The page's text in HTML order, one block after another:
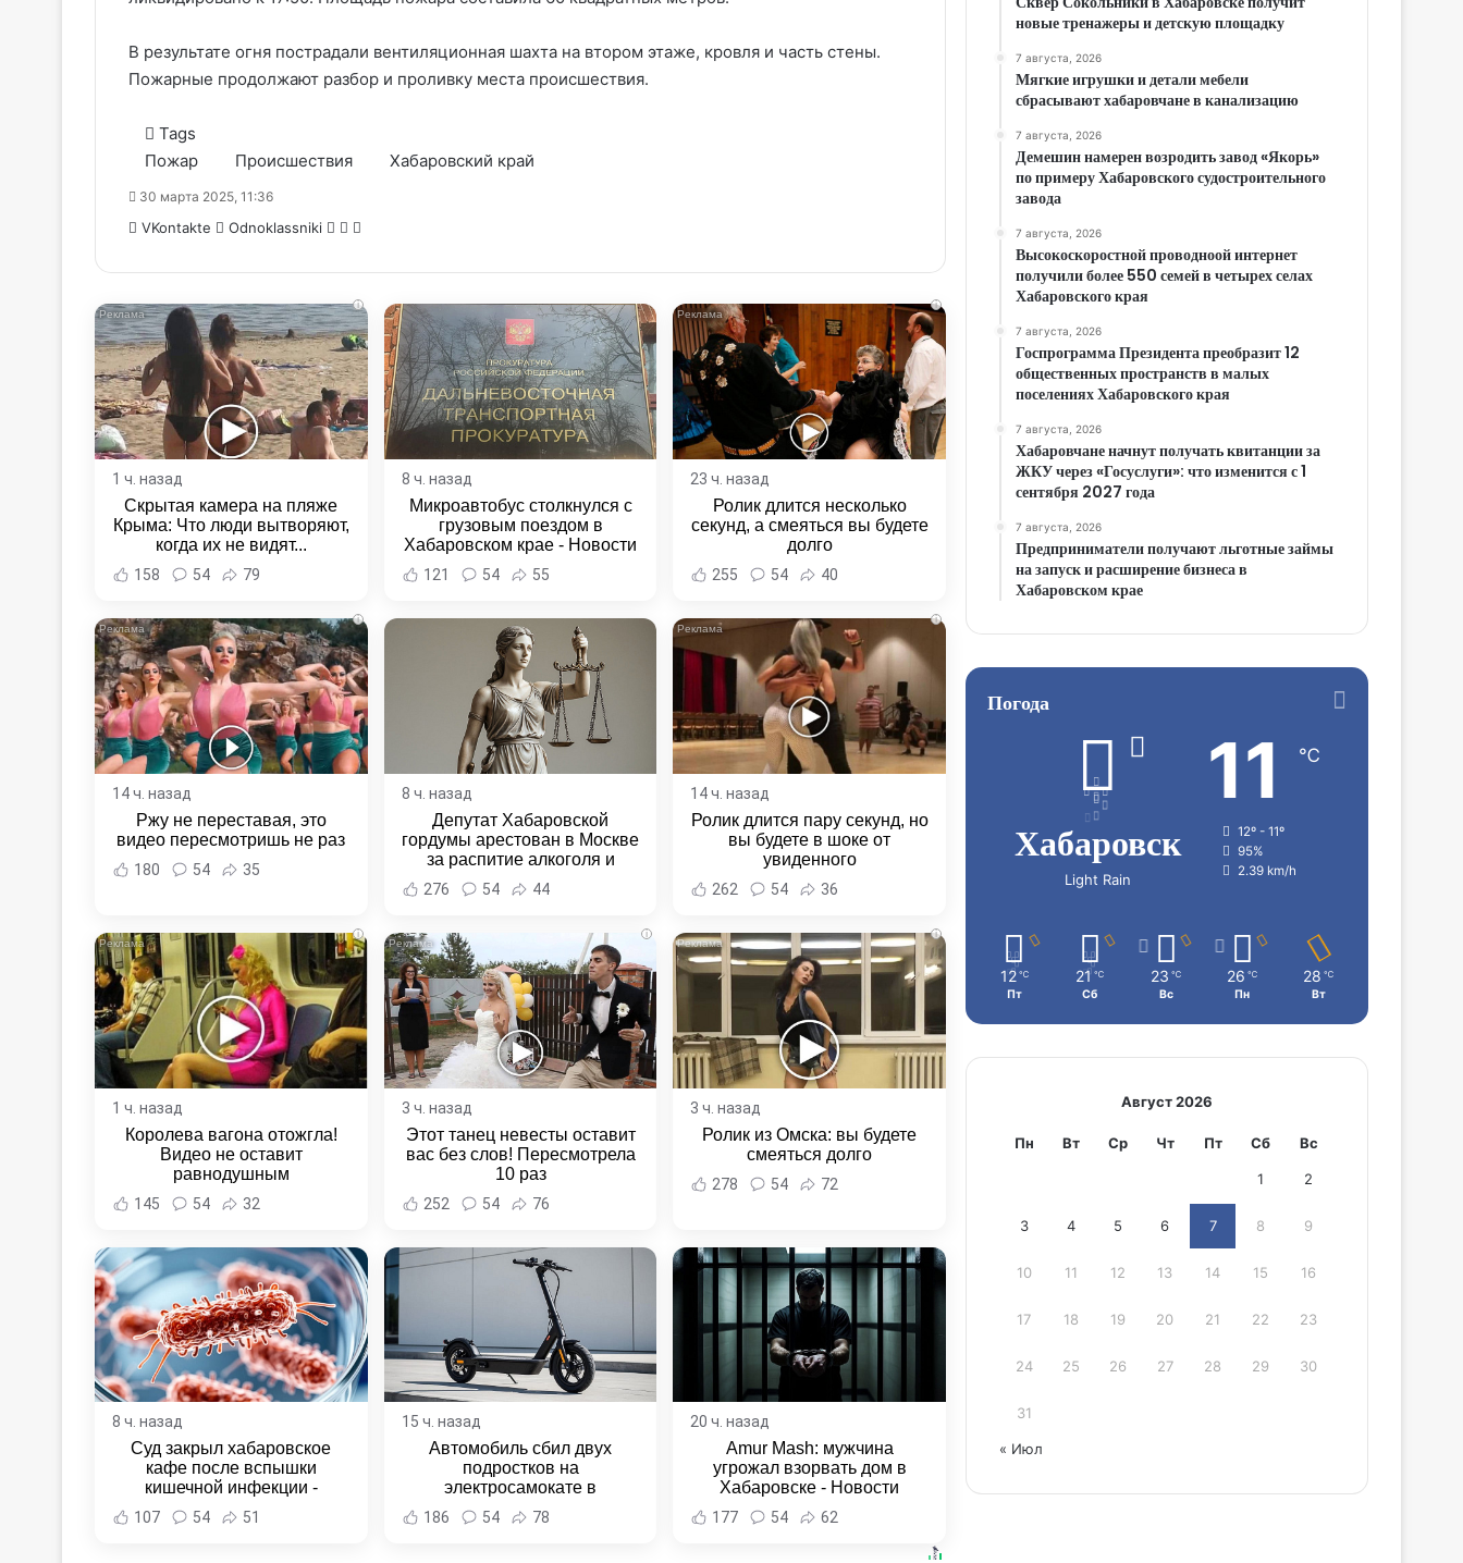
В результате огня пострадали вентиляционная шахта на втором этаже, кровля и часть стены.
Пожарные продолжают разбор и проливку места происшествия.
Tags
Пожар
Происшествия Хабаровский край
30 марта 2025, 11:36
VKontakte Odnoklassniki WhatsApp
Telegram
Email
i
1 ч. назад
Скрытая камера на пляже
Крыма: Что люди вытворяют,
когда их не видят...
158 54 79
8 ч. назад
Микроавтобус столкнулся с
грузовым поездом в
Хабаровском крае - Новости
Хабаровска и Хабаровского
края
121 54 55
i
23 ч. назад
Ролик длится несколько
секунд, а смеяться вы будете
долго
255 54 40
i
14 ч. назад
Ржу не переставая, это
видео пересмотришь не раз
180 54 35
8 ч. назад
Депутат Хабаровской
гордумы арестован в Москве
за распитие алкоголя и
неповиновение полиции -
Новости Хабаровска и
276 54 44
i
14 ч. назад
Ролик длится пару секунд, но
вы будете в шоке от
увиденного
262 54 36
i
1 ч. назад
Королева вагона отожгла!
Видео не оставит
равнодушным
145 54 32
i
3 ч. назад
Этот танец невесты оставит
вас без слов! Пересмотрела
10 раз
252 54 76
i
3 ч. назад
Ролик из Омска: вы будете
смеяться долго
278 54 72
8 ч. назад
Суд закрыл хабаровское
кафе после вспышки
кишечной инфекции -
Новости Хабаровска и
Хабаровского края
107 54 51
15 ч. назад
Автомобиль сбил двух
подростков на
электросамокате в
Комсомольске-на-Амуре -
Новости Хабаровска и
186 54 78
20 ч. назад
Amur Mash: мужчина
угрожал взорвать дом в
Хабаровске - Новости
Хабаровска и Хабаровского
края
177 54 62
новые тренажеры и детскую площадку
7 августа, 2026
Мягкие игрушки и детали мебели
сбрасывают хабаровчане в канализацию
7 августа, 2026
Демешин намерен возродить завод «Якорь»
по примеру Хабаровского судостроительного
завода
7 августа, 2026
Высокоскоростной проводноой интернет
получили более 550 семей в четырех селах
Хабаровского края
7 августа, 2026
Госпрограмма Президента преобразит 12
общественных пространств в малых
поселениях Хабаровского края
7 августа, 2026
Хабаровчане начнут получать квитанции за
ЖКУ через «Госуслуги»: что изменится с 1
сентября 2027 года
7 августа, 2026
Предприниматели получают льготные займы
на запуск и расширение бизнеса в
Хабаровском крае
Погода
Хабаровск
Light Rain
11 ℃
12º - 11º
95%
2.39 km/h
12 ℃
Пт
21 ℃
Сб
23 ℃
Вс
26 ℃
Пн
28 ℃
Вт
Август 2026
Пн Вт Ср Чт Пт Сб Вс
1 2
3 4 5 6 7 8 9
10 11 12 13 14 15 16
17 18 19 20 21 22 23
24 25 26 27 28 29 30
31
« Июл